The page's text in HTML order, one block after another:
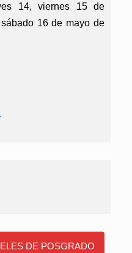
14, viernes 15 de
16 de mayo de
DE POSGRADO